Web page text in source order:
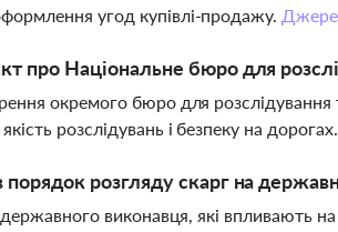
угод купівлі-продажу.
про Національне бюро для
окремого бюро для розслідування
розслідувань і безпеку на дорогах.
розгляду скарг на
виконавця, які впливають